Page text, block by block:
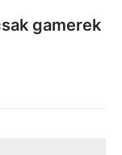
gamerek